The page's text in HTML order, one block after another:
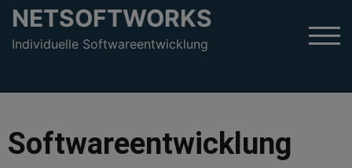
NETSOFTWORKS
Individuelle Softwareentwicklung
Softwareentwicklung